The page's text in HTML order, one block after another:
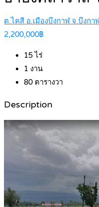
ต.ไคสี อ.เมืองบึงกาฬ จ.บึงกา
2,200,000฿
15ไร่
1 งาน
80 ตารางวา
Description